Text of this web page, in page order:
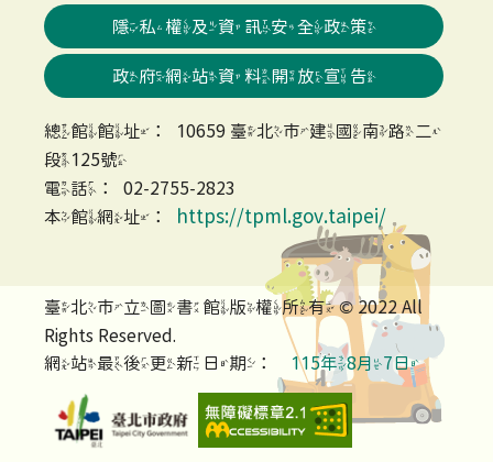
隱私權及資訊安全政策
政府網站資料開放宣告
總館館址：10659 臺北市建國南路二
段125號
電話：02-2755-2823
本館網址：
https://tpml.gov.taipei/
臺北市立圖書館版權所有 © 2022 All
Rights Reserved.
網站最後更新日期：
115年8月7日